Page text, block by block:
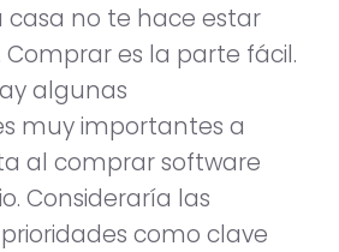
casa no te hace estar
es la parte fácil.
algunas
muy importantes a
al comprar software
Consideraría las
como clave